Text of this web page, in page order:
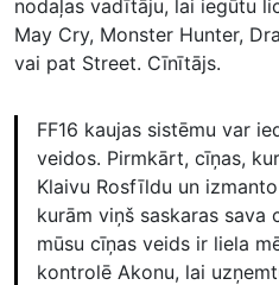
nodaļas vadītāju, lai iegūtu
May Cry, Monster Hunter,
vai pat Street. Cīnītājs.
FF16 kaujas sistēmu var
veidos. Pirmkārt, cīņas,
Klaivu Rosfīldu un
kurām viņš saskaras sava
mūsu cīņas veids ir liela
kontrolē Akonu, lai